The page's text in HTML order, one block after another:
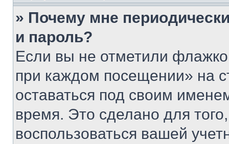
» Почему мне
и пароль?
Если вы не отметили
при каждом посещении» на
оставаться под своим
время. Это сделано для
воспользоваться вашей